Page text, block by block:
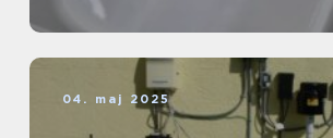
04. maj 2025